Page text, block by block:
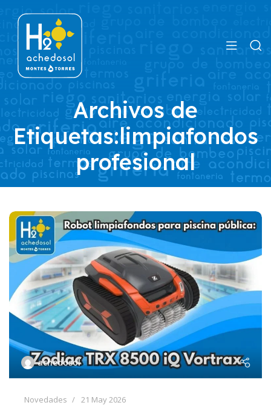
Archivos de
Etiquetas:limpiafondos
profesional
achedosol
Novedades 21 May 2026